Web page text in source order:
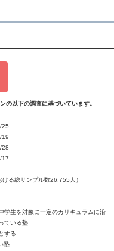
の以下の調査に基づいています。
25
19
28
17
る総サンプル数26,755人）
学生を対象に一定のカリキュラムに沿
ている塾
する
塾